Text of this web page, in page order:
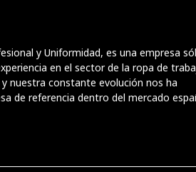
y Uniformidad, es una empresa
en el sector de la ropa de
nuestra constante evolución nos ha
de referencia dentro del mercado